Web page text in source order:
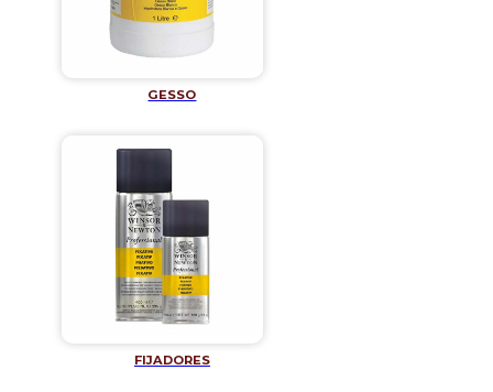
GESSO
FIJADORES